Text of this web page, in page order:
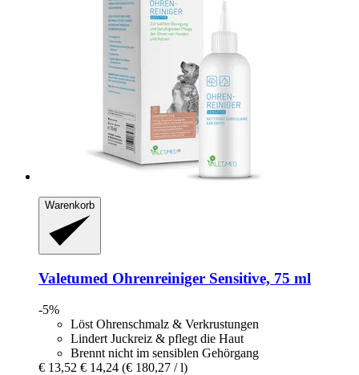
Warenkorb
Valetumed Ohrenreiniger Sensitive, 75 ml
-5%
Löst Ohrenschmalz & Verkrustungen
Lindert Juckreiz & pflegt die Haut
Brennt nicht im sensiblen Gehörgang
€ 13,52 € 14,24 (€ 180,27 / l)